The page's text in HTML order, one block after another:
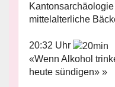
mittelalterliche
20:32 Uhr
«Wenn Alkohol
heute sündigen» »